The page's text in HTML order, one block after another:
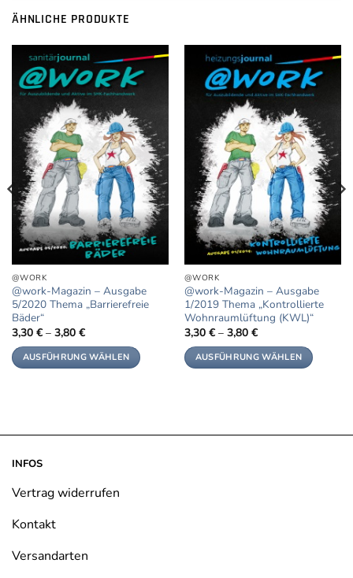
ÄHNLICHE PRODUKTE
@WORK
@work-Magazin – Ausgabe
5/2020 Thema „Barrierefreie
Bäder“
3,30 €– 3,80 €
AUSFÜHRUNG WÄHLEN
auf.
Optionen
auf
Produktseite
@WORK
@work-Magazin – Ausgabe
1/2019 Thema „Kontrollierte
Wohnraumlüftung (KWL)“
3,30 €– 3,80 €
AUSFÜHRUNG WÄHLEN
INFOS
Vertrag widerrufen
Kontakt
Versandarten